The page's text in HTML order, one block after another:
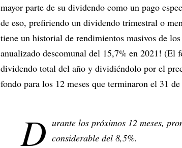
mayor parte de su dividendo como un pago
de eso, prefiriendo un dividendo trimestral o
tiene un historial de rendimientos masivos de
anualizado descomunal del 15,7% en 2021! (El
dividendo total del año y dividiéndolo por el
fondo para los 12 meses que terminaron el 31
D urante los próximos 12 meses,
considerable del 8,5%.